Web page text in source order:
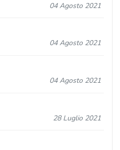
04 Agosto 2021
04 Agosto 2021
04 Agosto 2021
28 Luglio 2021